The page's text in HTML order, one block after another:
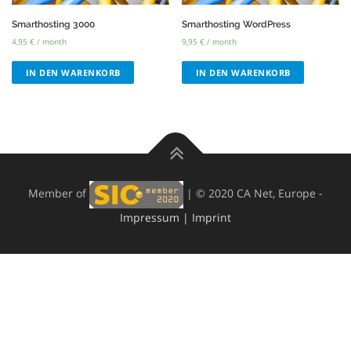
Smarthosting 3000
4,95 € / month
IN DEN WARENKORB
Smarthosting WordPress
9,95€ / month
IN DEN WARENKORB
Member of
| © 2020 CA Net, Europe -
Impressum | Imprint